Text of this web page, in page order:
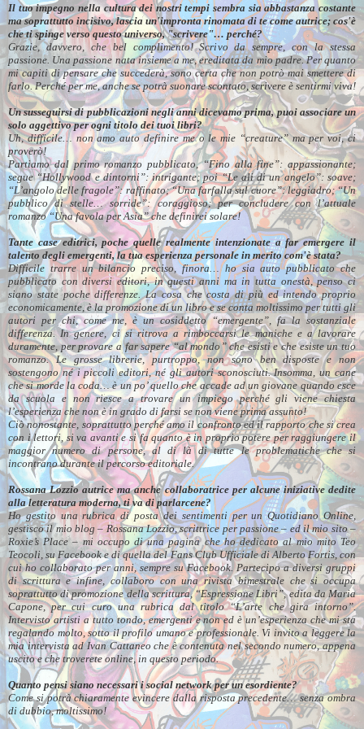
Il tuo impegno nella cultura dei nostri tempi sembra sia abbastanza costante
ma soprattutto incisivo, lascia un'impronta rinomata di te come autrice; cos'è
che ti spinge verso questo universo, "scrivere"… perché?
Grazie, davvero, che bel complimento! Scrivo da sempre, con la stessa
passione. Una passione nata insieme a me, ereditata da mio padre. Per quanto
mi capiti di pensare che succederà, sono certa che non potrò mai smettere di
farlo. Perché per me, anche se potrà suonare scontato, scrivere è sentirmi viva!
Un susseguirsi di pubblicazioni negli anni dicevamo prima, puoi associare un
solo aggettivo per ogni titolo dei tuoi libri?
Uh, difficile… non amo auto definire me o le mie “creature” ma per voi, ci
proverò!
Partiamo dal primo romanzo pubblicato, “Fino alla fine”: appassionante;
segue “Hollywood e dintorni”: intrigante; poi “Le ali di un angelo”: soave;
“L’angolo delle fragole”: raffinato; “Una farfalla sul cuore”: leggiadro; “Un
pubblico di stelle… sorride”: coraggioso; per concludere con l’attuale
romanzo “Una favola per Asia” che definirei solare!
Tante case editrici, poche quelle realmente intenzionate a far emergere il
talento degli emergenti, la tua esperienza personale in merito com'è stata?
Difficile trarre un bilancio preciso, finora… ho sia auto pubblicato che
pubblicato con diversi editori, in questi anni ma in tutta onestà, penso ci
siano state poche differenze. La cosa che costa di più ed intendo proprio
economicamente, è la promozione di un libro e se conta moltissimo per tutti gli
autori per chi, come me, è un cosiddetto “emergente”, fa la sostanziale
differenza. In genere, ci si ritrova a rimboccarsi le maniche e a lavorare
duramente, per provare a far sapere “al mondo” che esisti e che esiste un tuo
romanzo. Le grosse librerie, purtroppo, non sono ben disposte e non
sostengono né i piccoli editori, né gli autori sconosciuti. Insomma, un cane
che si morde la coda… è un po’ quello che accade ad un giovane quando esce
da scuola e non riesce a trovare un impiego perché gli viene chiesta
l’esperienza che non è in grado di farsi se non viene prima assunto!
Ciò nonostante, soprattutto perché amo il confronto ed il rapporto che si crea
con i lettori, si va avanti e si fa quanto è in proprio potere per raggiungere il
maggior numero di persone, al di là di tutte le problematiche che si
incontrano durante il percorso editoriale.
Rossana Lozzio autrice ma anche collaboratrice per alcune iniziative dedite
alla letteratura moderna, ti va di parlarcene?
Ho gestito una rubrica di posta dei sentimenti per un Quotidiano Online,
gestisco il mio blog – Rossana Lozzio, scrittrice per passione – ed il mio sito –
Roxie’s Place – mi occupo di una pagina che ho dedicato al mio mito Teo
Teocoli, su Facebook e di quella del Fans Club Ufficiale di Alberto Fortis, con
cui ho collaborato per anni, sempre su Facebook. Partecipo a diversi gruppi
di scrittura e infine, collaboro con una rivista bimestrale che si occupa
soprattutto di promozione della scrittura, “Espressione Libri”, edita da Maria
Capone, per cui curo una rubrica dal titolo “L’arte che gira intorno”.
Intervisto artisti a tutto tondo, emergenti e non ed è un’esperienza che mi sta
regalando molto, sotto il profilo umano e professionale. Vi invito a leggere la
mia intervista ad Ivan Cattaneo che è contenuta nel secondo numero, appena
uscito e che troverete online, in questo periodo.
Quanto pensi siano necessari i social network per un esordiente?
Come si potrà chiaramente evincere dalla risposta precedente… senza ombra
di dubbio, moltissimo!